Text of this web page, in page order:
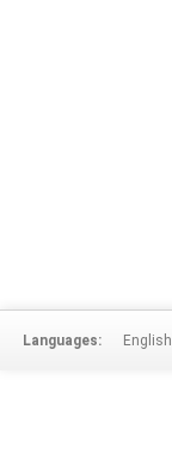
Languages: English